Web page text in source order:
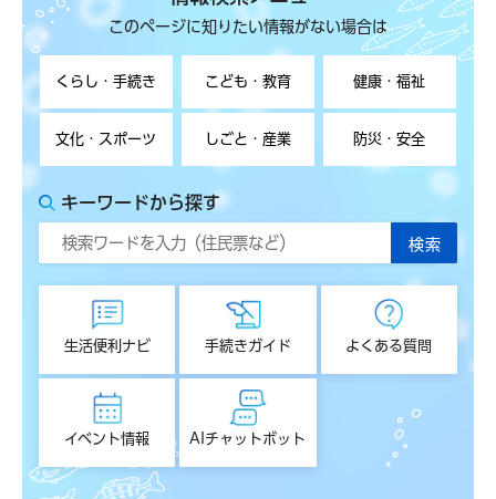
このページに知りたい情報がない場合は
くらし・手続き こども・教育 健康・福祉
文化・スポーツ しごと・産業 防災・安全
キーワードから探す
生活便利ナビ 手続きガイド よくある質問
イベント情報 AIチャットボット